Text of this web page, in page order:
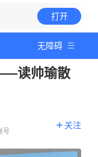
打开
无障碍
读帅瑜散
号
关注